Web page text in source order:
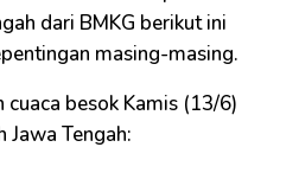
dari BMKG berikut ini
masing-masing.
besok Kamis (13/6)
Tengah: